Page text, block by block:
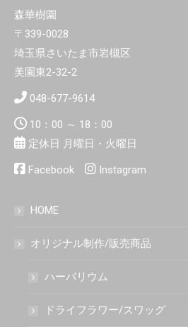
森華樹園
〒339-0028
埼玉県さいたま市岩槻区
美園東2-32-2
048-677-9614
10：00 ～ 18：00
定休日 月曜日・火曜日
Facebook Instagram
HOME
オリジナル制作/販売商品
ハーバリウム
ドライフラワー/スワッグ